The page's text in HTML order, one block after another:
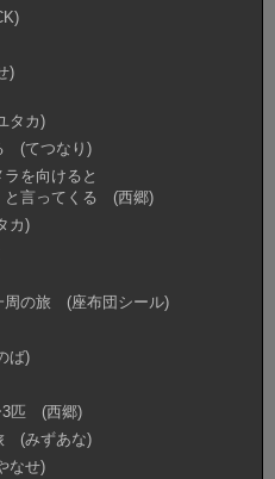
)
タカ)
(てつなり)
を向けると
と言ってくる (西郷)
カ)
周の旅 (座布団シール)
ば)
3匹 (西郷)
(みずあな)
なせ)